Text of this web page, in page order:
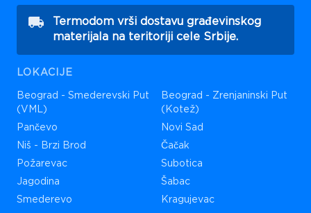
Termodom vrši dostavu građevinskog
materijala na teritoriji cele Srbije.
LOKACIJE
Beograd - Smederevski Put
(VML)
Beograd - Zrenjaninski Put
(Kotež)
Pančevo Novi Sad
Niš - Brzi Brod Čačak
Požarevac Subotica
Jagodina Šabac
Smederevo Kragujevac